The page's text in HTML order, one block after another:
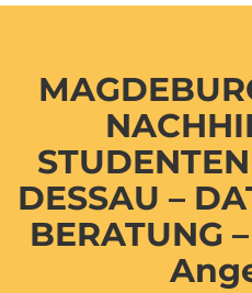
DESSAU –
BERATUNG